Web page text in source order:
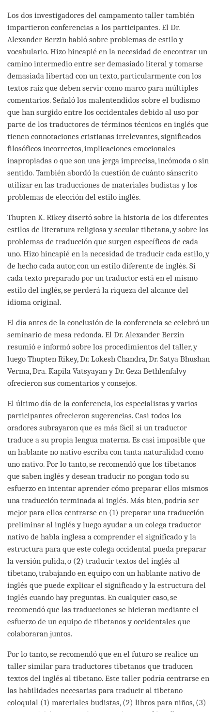
Los dos investigadores del campamento taller también
impartieron conferencias a los participantes. El Dr.
Alexander Berzin habló sobre problemas de estilo y
vocabulario. Hizo hincapié en la necesidad de encontrar un
camino intermedio entre ser demasiado literal y tomarse
demasiada libertad con un texto, particularmente con los
textos raíz que deben servir como marco para múltiples
comentarios. Señaló los malentendidos sobre el budismo
que han surgido entre los occidentales debido al uso por
parte de los traductores de términos técnicos en inglés que
tienen connotaciones cristianas irrelevantes, significados
filosóficos incorrectos, implicaciones emocionales
inapropiadas o que son una jerga imprecisa, incómoda o sin
sentido. También abordó la cuestión de cuánto sánscrito
utilizar en las traducciones de materiales budistas y los
problemas de elección del estilo inglés.
Thupten K. Rikey disertó sobre la historia de los diferentes
estilos de literatura religiosa y secular tibetana, y sobre los
problemas de traducción que surgen específicos de cada
uno. Hizo hincapié en la necesidad de traducir cada estilo, y
de hecho cada autor, con un estilo diferente de inglés. Si
cada texto preparado por un traductor está en el mismo
estilo del inglés, se perderá la riqueza del alcance del
idioma original.
El día antes de la conclusión de la conferencia se celebró un
seminario de mesa redonda. El Dr. Alexander Berzin
resumió e informó sobre los procedimientos del taller, y
luego Thupten Rikey, Dr. Lokesh Chandra, Dr. Satya Bhushan
Verma, Dra. Kapila Vatsyayan y Dr. Geza Bethlenfalvy
ofrecieron sus comentarios y consejos.
El último día de la conferencia, los especialistas y varios
participantes ofrecieron sugerencias. Casi todos los
oradores subrayaron que es más fácil si un traductor
traduce a su propia lengua materna. Es casi imposible que
un hablante no nativo escriba con tanta naturalidad como
uno nativo. Por lo tanto, se recomendó que los tibetanos
que saben inglés y desean traducir no pongan todo su
esfuerzo en intentar aprender cómo preparar ellos mismos
una traducción terminada al inglés. Más bien, podría ser
mejor para ellos centrarse en (1) preparar una traducción
preliminar al inglés y luego ayudar a un colega traductor
nativo de habla inglesa a comprender el significado y la
estructura para que este colega occidental pueda preparar
la versión pulida, o (2) traducir textos del inglés al
tibetano, trabajando en equipo con un hablante nativo de
inglés que puede explicar el significado y la estructura del
inglés cuando hay preguntas. En cualquier caso, se
recomendó que las traducciones se hicieran mediante el
esfuerzo de un equipo de tibetanos y occidentales que
colaboraran juntos.
Por lo tanto, se recomendó que en el futuro se realice un
taller similar para traductores tibetanos que traducen
textos del inglés al tibetano. Este taller podría centrarse en
las habilidades necesarias para traducir al tibetano
coloquial (1) materiales budistas, (2) libros para niños, (3)